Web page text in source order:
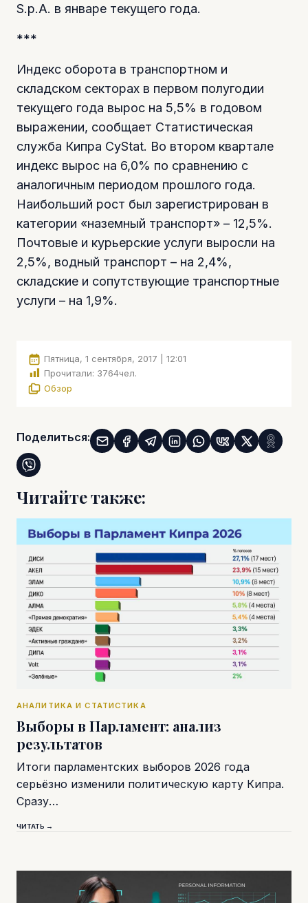
S.p.A. в январе текущего года.
***
Индекс оборота в транспортном и
складском секторах в первом полугодии
текущего года вырос на 5,5% в годовом
выражении, сообщает Статистическая
служба Кипра CyStat. Во втором квартале
индекс вырос на 6,0% по сравнению с
аналогичным периодом прошлого года.
Наибольший рост был зарегистрирован в
категории «наземный транспорт» – 12,5%.
Почтовые и курьерские услуги выросли на
2,5%, водный транспорт – на 2,4%,
складские и сопутствующие транспортные
услуги – на 1,9%.
Пятница, 1 сентября, 2017 | 12:01
Прочитали: 3764чел.
Обзор
Поделиться:
Читайте также:
АНАЛИТИКА И СТАТИСТИКА
Выборы в Парламент: анализ
результатов
Итоги парламентских выборов 2026 года
серьёзно изменили политическую карту Кипра.
Сразу…
ЧИТАТЬ →